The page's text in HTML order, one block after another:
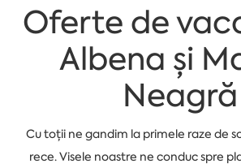
Oferte de
Albena și
Neagră
Cu toții ne gandim la primele raze de
rece. Visele noastre ne conduc spre